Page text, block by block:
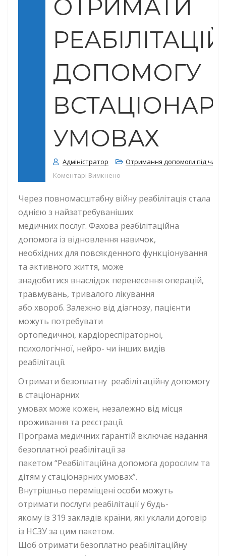
ОТРИМАТИ
ДОПОМОГУ
УМОВАХ
Адміністратор
Отримання допомоги під час
Коментарі Вимкнено
Через повномасштабну війну реабілітація стала
однією з найзатребуваніших
медичних послуг. Фахова реабілітаційна
допомога із відновлення навичок,
необхідних для повсякденного функціонування
та активного життя, може
знадобитися внаслідок перенесення операцій,
травмувань, тривалого лікування
або хвороб. Залежно від діагнозу, пацієнти
можуть потребувати
ортопедичної, кардіореспіраторної,
психологічної, нейро- чи інших видів
реабілітації.
Отримати безоплатну реабілітаційну допомогу
в стаціонарних
умовах може кожен, незалежно від місця
проживання та реєстрації.
Програма медичних гарантій включає надання
безоплатної реабілітації за
пакетом “Реабілітаційна допомога дорослим та
дітям у стаціонарних умовах”.
Внутрішньо переміщені особи можуть
отримати послуги реабілітації у будь-
якому із 319 закладів країни, які уклали договір
із НСЗУ за цим пакетом.
Щоб отримати безоплатно реабілітаційну